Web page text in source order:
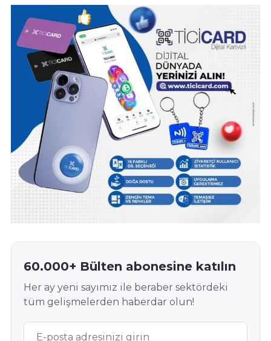
60.000+ Bülten abonesine katılın
Her ay yeni sayımız ile beraber sektördeki
tüm gelişmelerden haberdar olun!